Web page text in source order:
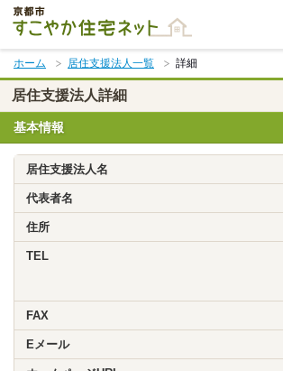
本
文
ま
で
ス
キ
ッ
ホーム 居住支援法人一覧 詳細
居住支援法人詳細
基本情報
居住支援法人名
代表者名
住所
TEL
FAX
Eメール